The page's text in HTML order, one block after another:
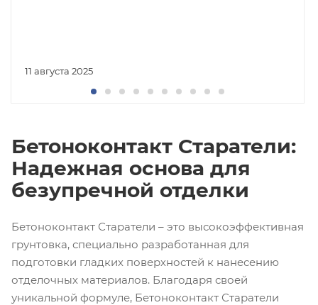
11 августа 2025
Бетоноконтакт Старатели:
Надежная основа для
безупречной отделки
Бетоноконтакт Старатели – это высокоэффективная
грунтовка, специально разработанная для
подготовки гладких поверхностей к нанесению
отделочных материалов. Благодаря своей
уникальной формуле, Бетоноконтакт Старатели